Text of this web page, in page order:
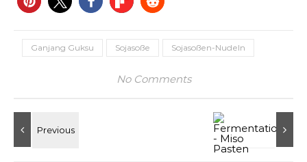
Ganjang Guksu Sojasoße Sojasoßen-Nudeln
No Comments